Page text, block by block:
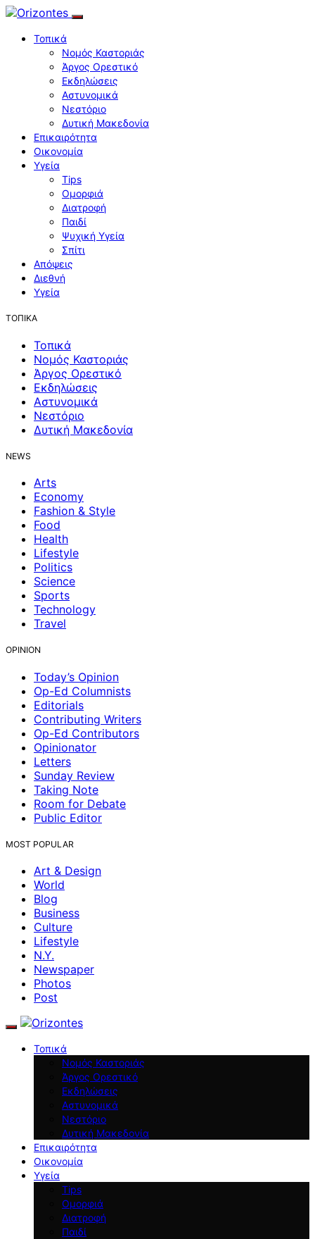
Τοπικά
Νομός Καστοριάς
Άργος Ορεστικό
Εκδηλώσεις
Αστυνομικά
Νεστόριο
Δυτική Μακεδονία
Επικαιρότητα
Οικονομία
Υγεία
Tips
Ομορφιά
Διατροφή
Παιδί
Ψυχική Υγεία
Σπίτι
Απόψεις
Διεθνή
Υγεία
ΤΟΠΙΚΑ
Τοπικά
Νομός Καστοριάς
Άργος Ορεστικό
Εκδηλώσεις
Αστυνομικά
Νεστόριο
Δυτική Μακεδονία
NEWS
Arts
Economy
Fashion & Style
Food
Health
Lifestyle
Politics
Science
Sports
Technology
Travel
OPINION
Today’s Opinion
Op-Ed Columnists
Editorials
Contributing Writers
Op-Ed Contributors
Opinionator
Letters
Sunday Review
Taking Note
Room for Debate
Public Editor
MOST POPULAR
Art & Design
World
Blog
Business
Culture
Lifestyle
N.Y.
Newspaper
Photos
Post
Τοπικά
Νομός Καστοριάς
Άργος Ορεστικό
Εκδηλώσεις
Αστυνομικά
Νεστόριο
Δυτική Μακεδονία
Επικαιρότητα
Οικονομία
Υγεία
Tips
Ομορφιά
Διατροφή
Παιδί